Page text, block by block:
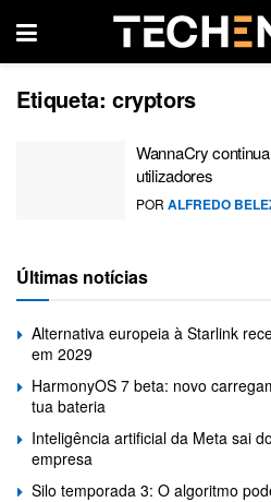
Etiqueta: cryptors
WannaCry
utilizadores
POR ALFREDO
Últimas notícias
Alternativa europeia à Starlink
em 2029
HarmonyOS 7 beta: novo
tua bateria
Inteligência artificial da Meta sai
empresa
Silo temporada 3: O algoritmo